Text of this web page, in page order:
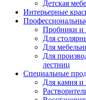
Детская
Интерьерные
Пробники и
Для
Для
Для
лестниц
Специальные
Для камня и